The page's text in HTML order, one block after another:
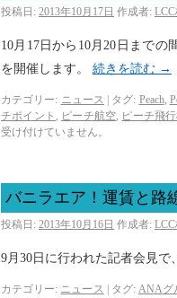
投稿日: 2013年10月17日 作成者:
10月17日から10月20日まで
を開催します。 続きを読む →
カテゴリー: ニュース タグ: Peach,
チポイント , ピーチ航空, ピーチ飛
受け付けていません。
バニラエア！運賃と路
投稿日: 2013年10月16日 作成者:
9月30日に行われた記者会見で
カテゴリー: ニュース タグ: ANAグ